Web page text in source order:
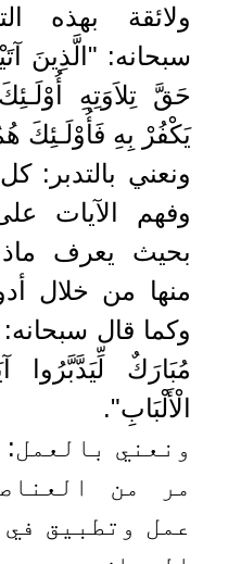
ولائقة بهذه
سبحانه: "الَّذِينَ
حَقَّ تِلاَوَتِهِ
يَكْفُرْ بِهِ فَأُوْلَـئِكَ
ونعني بالتدبر:
وفهم الآيات
بحيث يعرف
منها من خلال
وكما قال سبحانه:
مُبَارَكٌ لِّيَدَّبَّرُوا
الْأَلْبَابِ".
ونعني
مر من
عمل وتطبيق